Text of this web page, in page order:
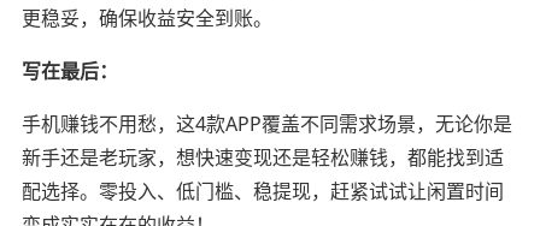
更稳妥，确保收益安全到账。
写在最后：
手机赚钱不用愁，这4款APP覆盖不同需求场景，无论你是
新手还是老玩家，想快速变现还是轻松赚钱，都能找到适
配选择。零投入、低门槛、稳提现，赶紧试试让闲置时间